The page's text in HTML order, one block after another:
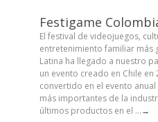
Festigame
El festival de videojuegos,
entretenimiento familiar más
Latina ha llegado a nuestro
un evento creado en Chile en
convertido en el evento
más importantes de la
últimos productos en el ...→